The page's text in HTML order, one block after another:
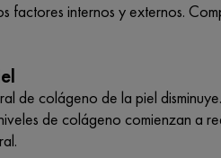
factores internos y externos.
de colágeno de la piel
de colágeno comienzan a